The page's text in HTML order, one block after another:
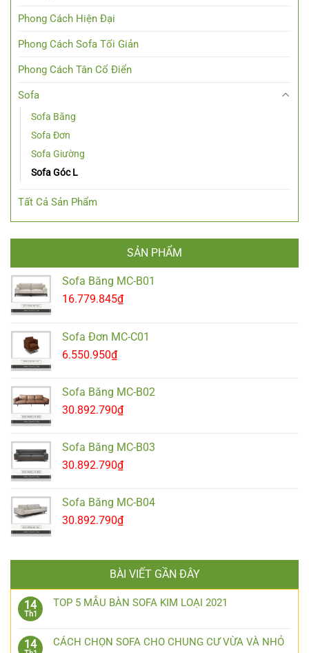
Phong Cách Hiện Đại
Phong Cách Sofa Tối Giản
Phong Cách Tân Cổ Điển
Sofa
Sofa Băng
Sofa Đơn
Sofa Giường
Sofa Góc L
Tất Cả Sản Phẩm
SẢN PHẨM
Sofa Băng MC-B01
16.779.845₫
Sofa Đơn MC-C01
6.550.950₫
Sofa Băng MC-B02
30.892.790₫
Sofa Băng MC-B03
30.892.790₫
Sofa Băng MC-B04
30.892.790₫
BÀI VIẾT GẦN ĐÂY
14
Th1
TOP 5 MẪU BÀN SOFA KIM LOẠI 2021
14 CÁCH CHỌN SOFA CHO CHUNG CƯ VỪA VÀ NHỎ